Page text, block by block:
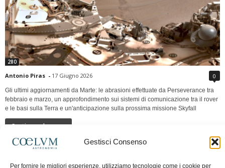
Gestisci Consenso
Per fornire le migliori esperienze, utilizziamo tecnologie come i cookie per
280
Antonio Piras - 17 Giugno 2026 0
Gli ultimi aggiornamenti da Marte: le abrasioni effettuate da Perseverance tra
febbraio e marzo, un approfondimento sui sistemi di comunicazione tra il rover
e le basi sulla Terra e un'anticipazione sulla prossima missione Skyfall
Continua a leggere